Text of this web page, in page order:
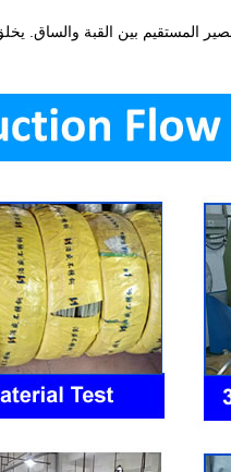
المستقيم بين القبة والساق.